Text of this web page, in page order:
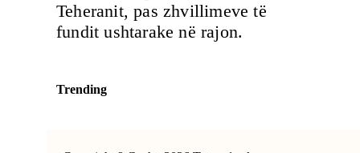
Teheranit, pas zhvillimeve të
fundit ushtarake në rajon.
Trending